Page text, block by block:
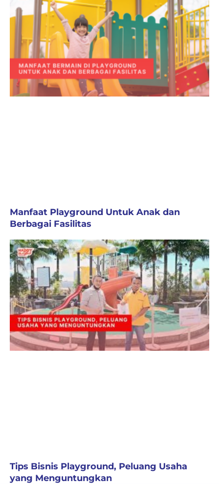
Manfaat Playground Untuk Anak dan
Berbagai Fasilitas
Tips Bisnis Playground, Peluang Usaha
yang Menguntungkan